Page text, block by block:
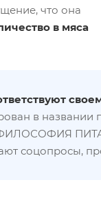
что она
в мяса
в
соцопросы,